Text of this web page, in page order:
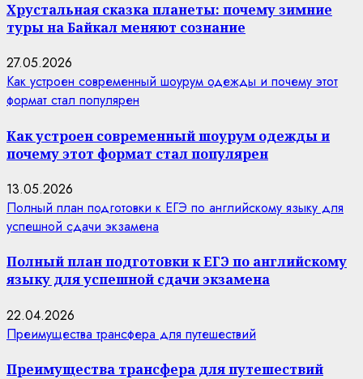
Хрустальная сказка планеты: почему зимние
туры на Байкал меняют сознание
27.05.2026
Как устроен современный шоурум одежды и почему этот
формат стал популярен
Как устроен современный шоурум одежды и
почему этот формат стал популярен
13.05.2026
Полный план подготовки к ЕГЭ по английскому языку для
успешной сдачи экзамена
Полный план подготовки к ЕГЭ по английскому
языку для успешной сдачи экзамена
22.04.2026
Преимущества трансфера для путешествий
Преимущества трансфера для путешествий